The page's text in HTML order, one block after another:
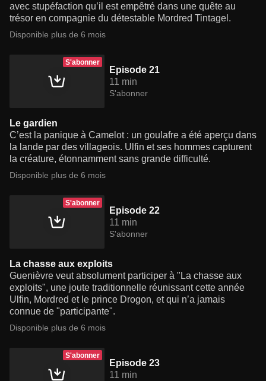
avec stupéfaction qu’il est empêtré dans une quête au
trésor en compagnie du détestable Mordred Tintagel.
Disponible plus de 6 mois
S'abonner
Episode 21
11 min
S'abonner
Le gardien
C’est la panique à Camelot : un goulafre a été aperçu dans
la lande par des villageois. Ulfin et ses hommes capturent
la créature, étonnamment sans grande difficulté.
Disponible plus de 6 mois
S'abonner
Episode 22
11 min
S'abonner
La chasse aux exploits
Guenièvre veut absolument participer à "La chasse aux
exploits", une joute traditionnelle réunissant cette année
Ulfin, Mordred et le prince Drogon, et qui n’a jamais
connue de "participante".
Disponible plus de 6 mois
S'abonner
Episode 23
11 min